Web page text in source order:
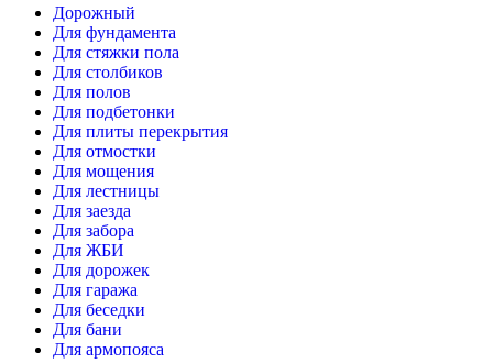
Дорожный
Для фундамента
Для стяжки пола
Для столбиков
Для полов
Для подбетонки
Для плиты перекрытия
Для отмостки
Для мощения
Для лестницы
Для заезда
Для забора
Для ЖБИ
Для дорожек
Для гаража
Для беседки
Для бани
Для армопояса